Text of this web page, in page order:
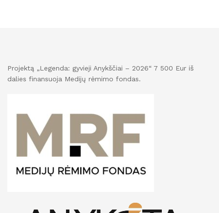
Projektą „Legenda: gyvieji Anykščiai – 2026“ 7 500 Eur iš
dalies finansuoja Medijų rėmimo fondas.